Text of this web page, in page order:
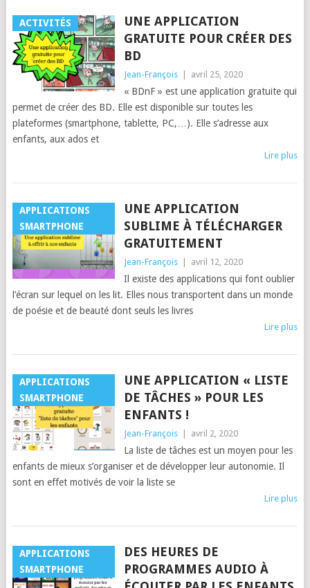
ACTIVITÉS
UNE APPLICATION
GRATUITE POUR CRÉER DES
BD
Jean-François avril 25, 2020
« BDnF » est une application gratuite qui
permet de créer des BD. Elle est disponible sur toutes les
plateformes (smartphone, tablette, PC,…). Elle s’adresse aux
enfants, aux ados et
Lire plus
APPLICATIONS
SMARTPHONE
UNE APPLICATION
SUBLIME À TÉLÉCHARGER
GRATUITEMENT
Jean-François avril 12, 2020
Il existe des applications qui font oublier
l’écran sur lequel on les lit. Elles nous transportent dans un monde
de poésie et de beauté dont seuls les livres
Lire plus
APPLICATIONS
SMARTPHONE
UNE APPLICATION « LISTE
DE TÂCHES » POUR LES
ENFANTS !
Jean-François avril 2, 2020
La liste de tâches est un moyen pour les
enfants de mieux s’organiser et de développer leur autonomie. Il
sont en effet motivés de voir la liste se
Lire plus
APPLICATIONS
SMARTPHONE
DES HEURES DE
PROGRAMMES AUDIO À